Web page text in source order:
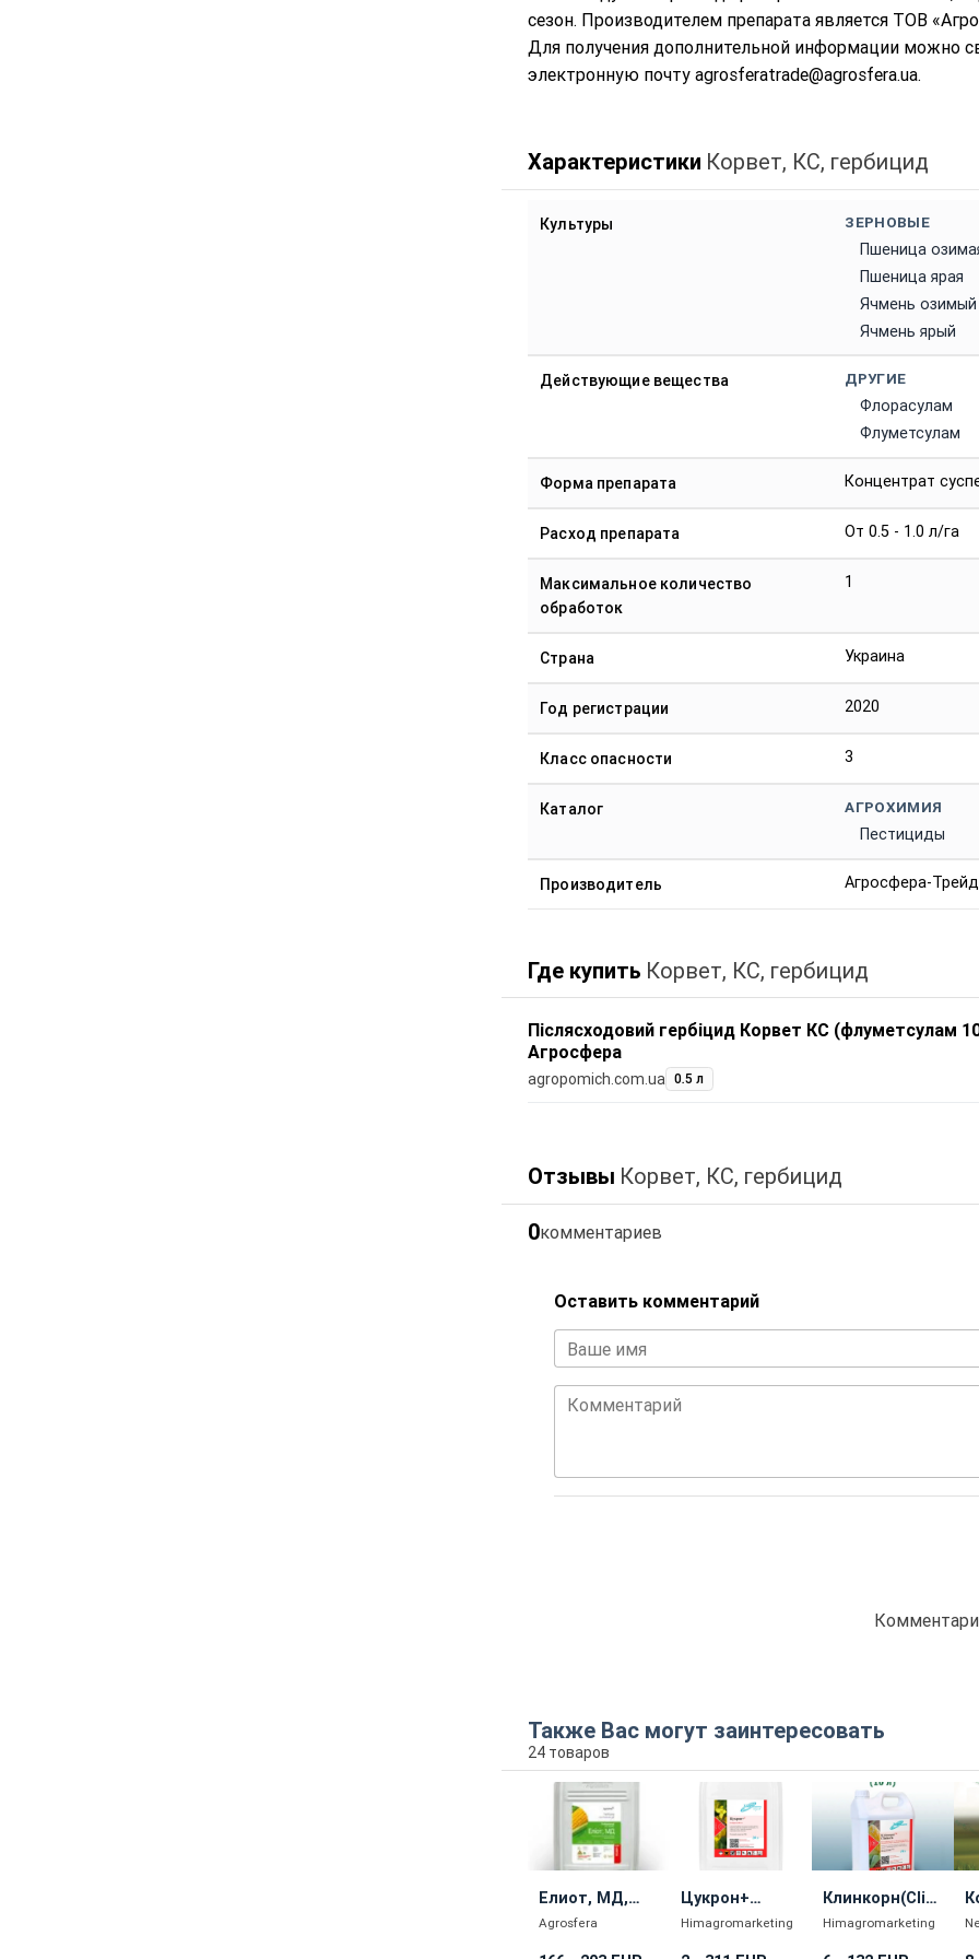
сезон. Производителем препарата является ТОВ
Для получения дополнительной информации можно
электронную почту agrosferatrade@agrosfera.ua.
Характеристики Корвет, КС, гербицид
Культуры ЗЕРНОВЫЕ
Пшеница
Пшеница ярая
Ячмень озимый
Ячмень ярый
Действующие вещества ДРУГИЕ
Флорасулам
Флуметсулам
Форма препарата Концентрат
Расход препарата От 0.5 - 1.0 л/га
Максимальное количество
обработок
1
Страна Украина
Год регистрации 2020
Класс опасности 3
Каталог АГРОХИМИЯ
Пестициды
Производитель Агросфера-Трейд
Где купить Корвет, КС, гербицид
Післясходовий гербіцид Корвет КС (флуметсулам
Агросфера
agropomich.com.ua 0.5 л
Отзывы Корвет, КС, гербицид
0комментариев
Оставить комментарий
Ваше имя
Комментарий
Также Вас могут заинтересовать
24 товаров
Елиот, МД,
гербицид
Agrosfera
Цукрон+
(Tsukron +)
Himagromarketing
Клинкорн(Clin
korn)
Himagromarketing